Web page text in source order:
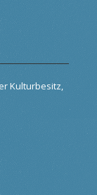
Kulturbesitz,